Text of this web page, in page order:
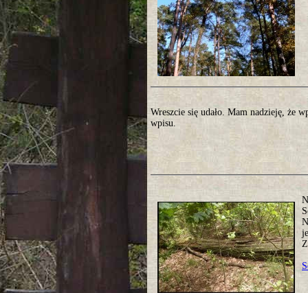
Wreszcie się udało. Mam nadzieję, że
wpisu.